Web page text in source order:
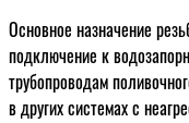
Основное назначение
подключение к
трубопроводам
в других системах с